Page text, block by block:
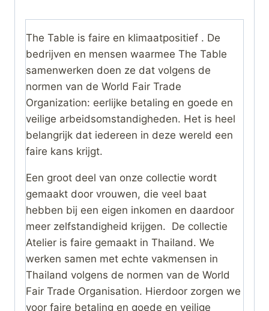
The Table is faire en klimaatpositief . De
bedrijven en mensen waarmee The Table
samenwerken doen ze dat volgens de
normen van de World Fair Trade
Organization: eerlijke betaling en goede en
veilige arbeidsomstandigheden. Het is heel
belangrijk dat iedereen in deze wereld een
faire kans krijgt.
Een groot deel van onze collectie wordt
gemaakt door vrouwen, die veel baat
hebben bij een eigen inkomen en daardoor
meer zelfstandigheid krijgen. De collectie
Atelier is faire gemaakt in Thailand. We
werken samen met echte vakmensen in
Thailand volgens de normen van de World
Fair Trade Organisation. Hierdoor zorgen we
voor faire betaling en goede en veilige